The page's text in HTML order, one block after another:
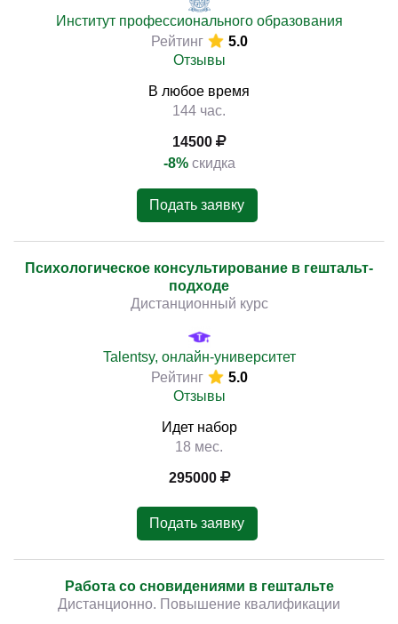
Институт профессионального образования
Рейтинг
5.0
Отзывы
В любое время
144 час.
14500
-8% скидка
Подать заявку
Психологическое консультирование в гештальт-
подходе
Дистанционный курс
Talentsy, онлайн-университет
Рейтинг
5.0
Отзывы
Идет набор
18 мес.
295000
Подать заявку
Работа со сновидениями в гештальте
Дистанционно. Повышение квалификации